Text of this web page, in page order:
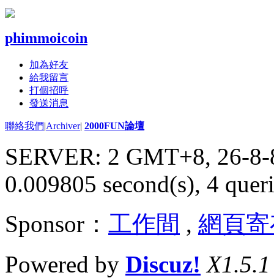
phimmoicoin
加為好友
給我留言
打個招呼
發送消息
聯絡我們|Archiver| 2000FUN論壇
SERVER: 2 GMT+8, 26-
0.009805 second(s), 4
Sponsor： 工作間 , 網頁
Powered by Discuz! X1.5.1